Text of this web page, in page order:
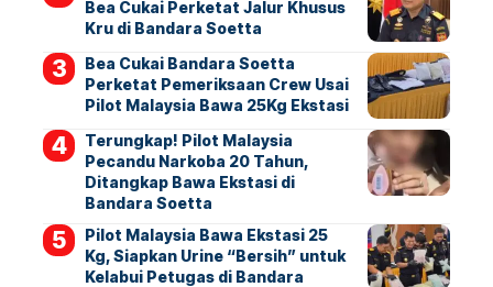
Bea Cukai Perketat Jalur Khusus
Kru di Bandara Soetta
Bea Cukai Bandara Soetta
Perketat Pemeriksaan Crew Usai
Pilot Malaysia Bawa 25Kg Ekstasi
Terungkap! Pilot Malaysia
Pecandu Narkoba 20 Tahun,
Ditangkap Bawa Ekstasi di
Bandara Soetta
Pilot Malaysia Bawa Ekstasi 25
Kg, Siapkan Urine “Bersih” untuk
Kelabui Petugas di Bandara